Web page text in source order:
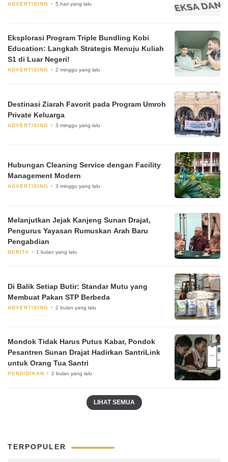
ADVERTISING 5 hari yang lalu
Eksplorasi Program Triple Bundling Kobi
Education: Langkah Strategis Menuju Kuliah
S1 di Luar Negeri!
ADVERTISING 2 minggu yang lalu
Destinasi Ziarah Favorit pada Program Umroh
Private Keluarga
ADVERTISING 3 minggu yang lalu
Hubungan Cleaning Service dengan Facility
Management Modern
ADVERTISING 3 minggu yang lalu
Melanjutkan Jejak Kanjeng Sunan Drajat,
Pengurus Yayasan Rumuskan Arah Baru
Pengabdian
BERITA 1 bulan yang lalu
Di Balik Setiap Butir: Standar Mutu yang
Membuat Pakan STP Berbeda
ADVERTISING 2 bulan yang lalu
Mondok Tidak Harus Putus Kabar, Pondok
Pesantren Sunan Drajat Hadirkan SantriLink
untuk Orang Tua Santri
PENDIDIKAN 2 bulan yang lalu
LIHAT SEMUA
TERPOPULER